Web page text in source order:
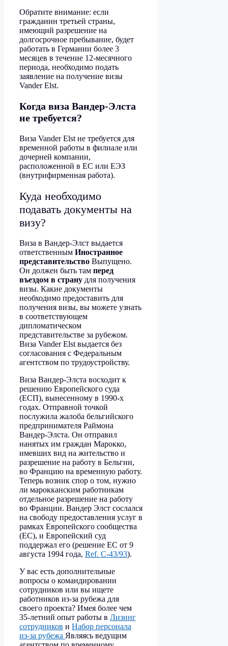
Обратите внимание: если
гражданин третьей страны,
имеющий разрешение на
долгосрочное пребывание, будет
работать в Германии более 3
месяцев в течение 12-месячного
периода, необходимо подать
заявление на получение визы
Vander Elst.
Когда виза Вандер-Элста
не требуется?
Виза Vander Elst не требуется для
временной работы в филиале или
дочерней компании,
расположенной в ЕС или ЕЭЗ
(внутрифирменная работа).
Куда необходимо
подавать документы на
визу?
Виза в Вандер-Элст выдается
ответственным Иностранное
представительство Выпущено.
Он должен быть там перед
въездом в страну для получения
визы. Какие документы
необходимо предоставить для
получения визы, вы можете узнать
в соответствующем
дипломатическом
представительстве за рубежом.
Виза Vander Elst выдается без
согласования с Федеральным
агентством по трудоустройству.
Виза Вандер-Элста восходит к
решению Европейского суда
(ЕСП), вынесенному в 1990-х
годах. Отправной точкой
послужила жалоба бельгийского
предпринимателя Раймона
Вандер-Элста. Он отправил
нанятых им граждан Марокко,
имевших вид на жительство и
разрешение на работу в Бельгии,
во Францию на временную работу.
Теперь возник спор о том, нужно
ли марокканским работникам
отдельное разрешение на работу
во Франции. Вандер Элст сослался
на свободу предоставления услуг в
рамках Европейского сообщества
(ЕС), и Европейский суд
поддержал его (решение ЕС от 9
августа 1994 года, Ref. C-43/93).
У вас есть дополнительные
вопросы о командировании
сотрудников или вы ищете
работников из-за рубежа для
своего проекта? Имея более чем
35-летний опыт работы в Лизинг
сотрудников и Набор персонала
из-за рубежа Являясь ведущим